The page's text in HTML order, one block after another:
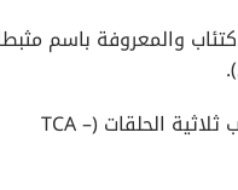
والمعروفة باسم
الاختيار الثاني: وهو استخدام مجموعة من مضادات الاكتئاب المعروفة باسم مضادات الاكتئاب ثلاثية الحلقات (TCA –